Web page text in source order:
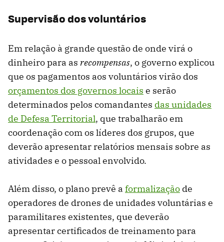
Supervisão dos voluntários
Em relação à grande questão de onde virá o
dinheiro para as recompensas, o governo explicou
que os pagamentos aos voluntários virão dos
orçamentos dos governos locais e serão
determinados pelos comandantes das unidades
de Defesa Territorial, que trabalharão em
coordenação com os líderes dos grupos, que
deverão apresentar relatórios mensais sobre as
atividades e o pessoal envolvido.
Além disso, o plano prevê a formalização de
operadores de drones de unidades voluntárias e
paramilitares existentes, que deverão
apresentar certificados de treinamento para